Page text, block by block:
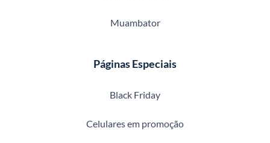
Muambator
Páginas Especiais
Black Friday
Celulares em promoção